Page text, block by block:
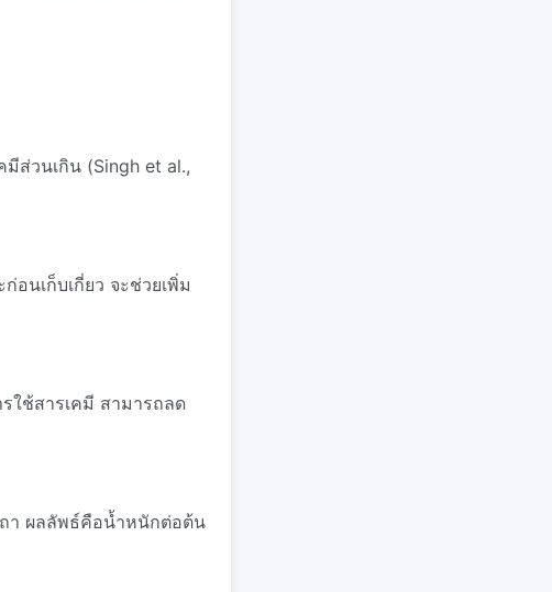
ส่วนเกิน (Singh et al.,
อนเก็บเกี่ยว จะช่วยเพิ่ม
ใช้สารเคมี สามารถลด
า ผลลัพธ์คือน้ำหนักต่อต้น